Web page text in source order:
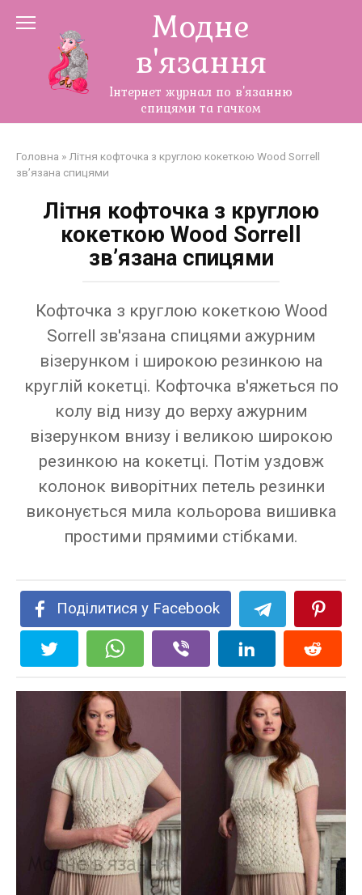
Модне
в'язання
Інтернет журнал по в'язанню
спицями та гачком
Головна » Літня кофточка з круглою кокеткою Wood Sorrell
зв’язана спицями
Літня кофточка з круглою
кокеткою Wood Sorrell
зв’язана спицями
Кофточка з круглою кокеткою Wood
Sorrell зв'язана спицями ажурним
візерунком і широкою резинкою на
круглій кокетці. Кофточка в'яжеться по
колу від низу до верху ажурним
візерунком внизу і великою широкою
резинкою на кокетці. Потім уздовж
колонок виворітних петель резинки
виконується мила кольорова вишивка
простими прямими стібками.
Поділитися у Facebook